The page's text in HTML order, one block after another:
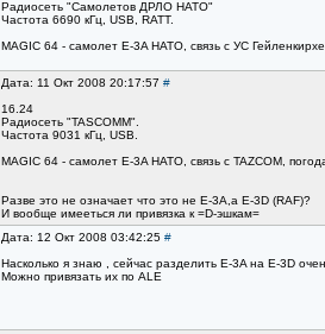
Радиосеть "Самолетов ДРЛО НАТО"
Частота 6690 кГц, USB, RATT.
MAGIC 64 - самолет E-3A НАТО, связь с УС
Дата: 11 Окт 2008 20:17:57 #
16.24
Радиосеть "TASCOMM".
Частота 9031 кГц, USB.
MAGIC 64 - самолет E-3A НАТО, связь с TAZCOM,
Разве это не означает что это не E-3A,а E-3D (RAF)?
И вообще имееться ли привязка к =D-эшкам=
Дата: 12 Окт 2008 03:42:25 #
Насколько я знаю , сейчас разделить Е-3A на Е-3D
Можно привязать их по ALE